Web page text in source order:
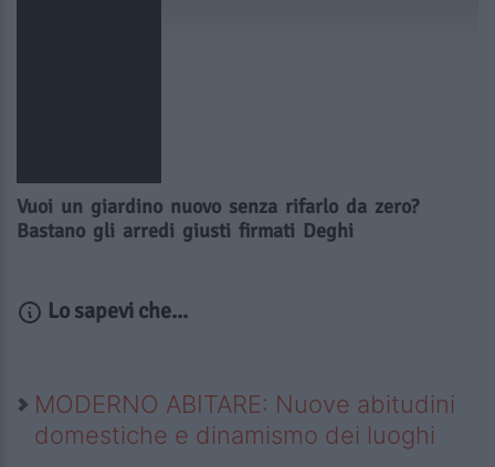
Vuoi un giardino nuovo senza rifarlo da zero?
Bastano gli arredi giusti firmati Deghi
Lo sapevi che...
MODERNO ABITARE: Nuove abitudini
domestiche e dinamismo dei luoghi